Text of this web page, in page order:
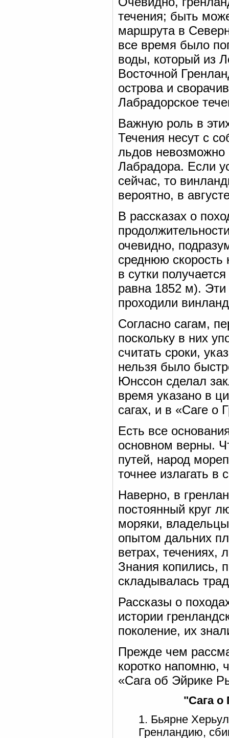
течения; быть
маршрута в
все время было
воды, который из
Восточной
острова и
Лабрадорское
Важную роль в
Течения несут с
льдов невозможно
Лабрадора. Если
сейчас, то
вероятно, в
В рассказах о
очевидно,
среднюю скорость
в сутки
равна 1852 м).
проходили
Согласно сагам,
поскольку в них
считать сроки,
нельзя было
Юнссон сделал
время указано в
сагах, и в «Саге о
Есть все
основном верны.
путей, народ
точнее излагать в
Наверно, в
постоянный круг
моряки,
опытом дальних
ветрах, течениях,
Знания копились,
складывалась
Рассказы о
истории
поколение, их
Прежде чем
коротко напомню,
«Сага об Эйрике
"Сага о
1. Бьярне
Гренландию,